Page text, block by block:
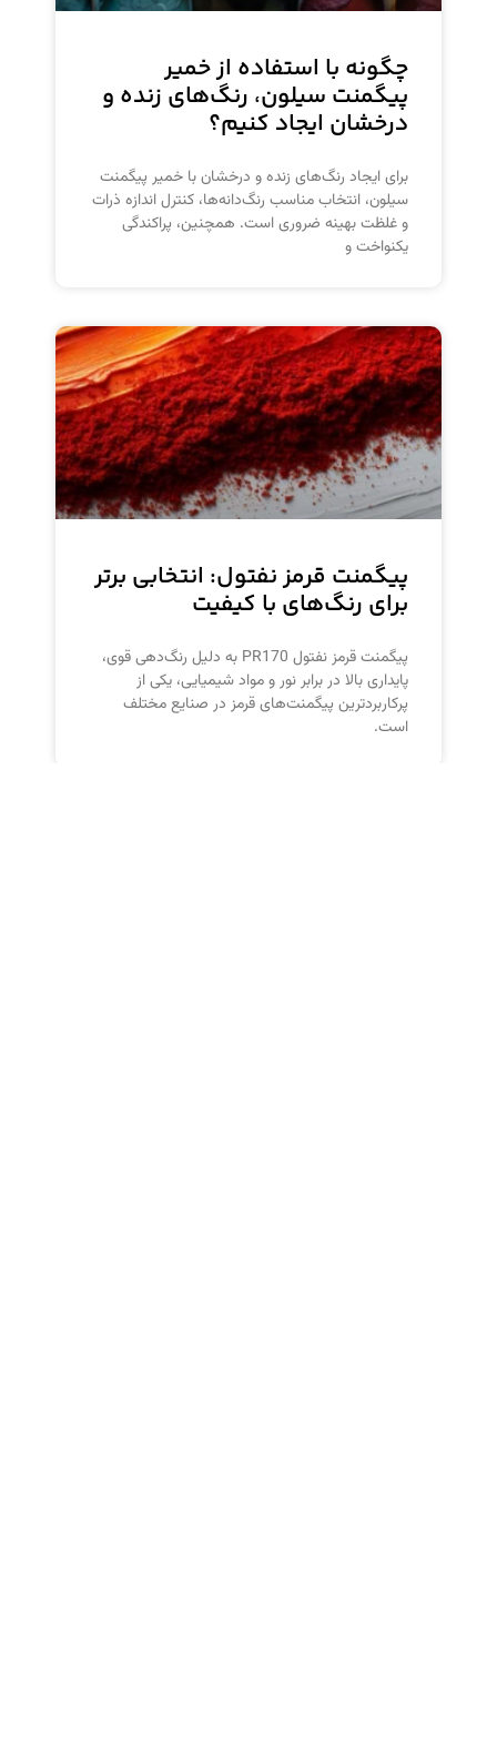
چگونه با استفاده از خمیر
پیگمنت سیلون، رنگ‌های زنده و
درخشان ایجاد کنیم؟
برای ایجاد رنگ‌های زنده و درخشان با خمیر پیگمنت
سیلون، انتخاب مناسب رنگ‌دانه‌ها، کنترل اندازه ذرات
و غلظت بهینه ضروری است. همچنین، پراکندگی
یکنواخت و
پیگمنت قرمز نفتول: انتخابی برتر
برای رنگ‌های با کیفیت
پیگمنت قرمز نفتول PR170 به دلیل رنگ‌دهی قوی،
پایداری بالا در برابر نور و مواد شیمیایی، یکی از
پرکاربردترین پیگمنت‌های قرمز در صنایع مختلف
است.